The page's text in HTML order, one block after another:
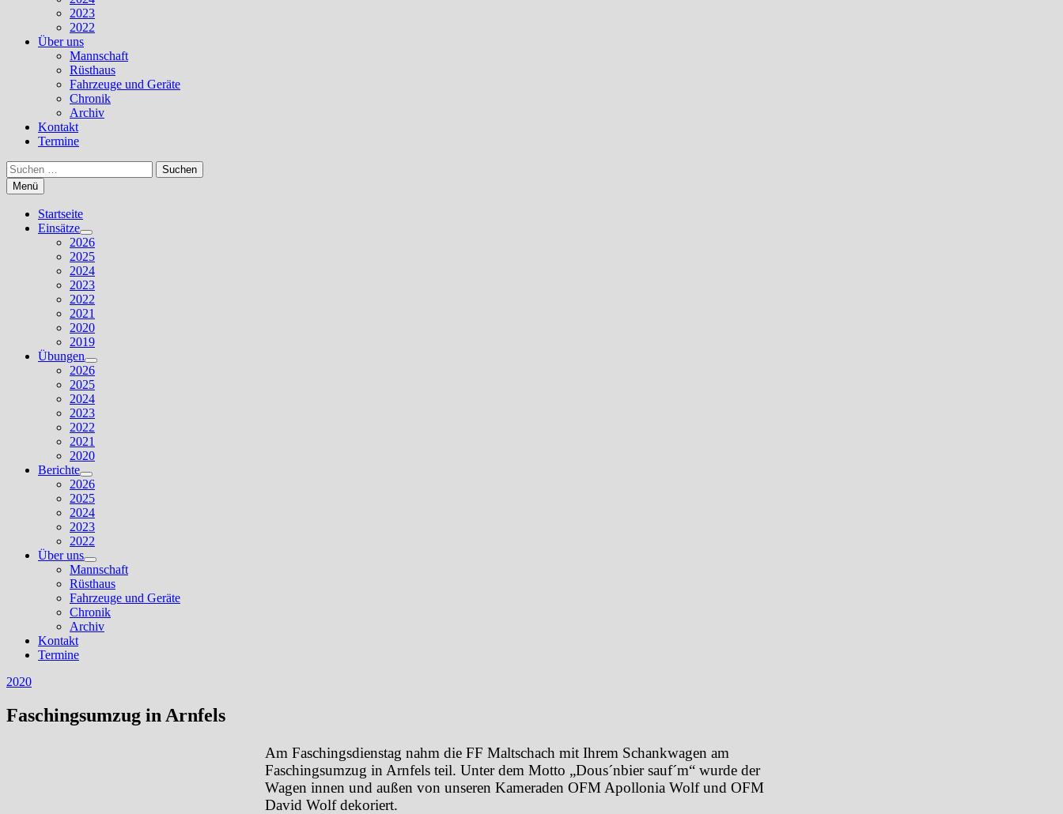
2023
2022
Über uns
Mannschaft
Rüsthaus
Fahrzeuge und Geräte
Chronik
Archiv
Kontakt
Termine
Suchen
nach:
Menü
Startseite
Einsätze
Untermenü
anzeigen
2026
2025
2024
2023
2022
2021
2020
2019
Übungen
Untermenü
anzeigen
2026
2025
2024
2023
2022
2021
2020
Berichte
Untermenü
anzeigen
2026
2025
2024
2023
2022
Über uns
Untermenü
anzeigen
Mannschaft
Rüsthaus
Fahrzeuge und Geräte
Chronik
Archiv
Kontakt
Termine
2020
Faschingsumzug in Arnfels
Am Faschingsdienstag nahm die FF Maltschach mit Ihrem Schankwagen am
Faschingsumzug in Arnfels teil. Unter dem Motto „Dous´nbier sauf´m“ wurde der
Wagen innen und außen von unseren Kameraden OFM Apollonia Wolf und OFM
David Wolf dekoriert.